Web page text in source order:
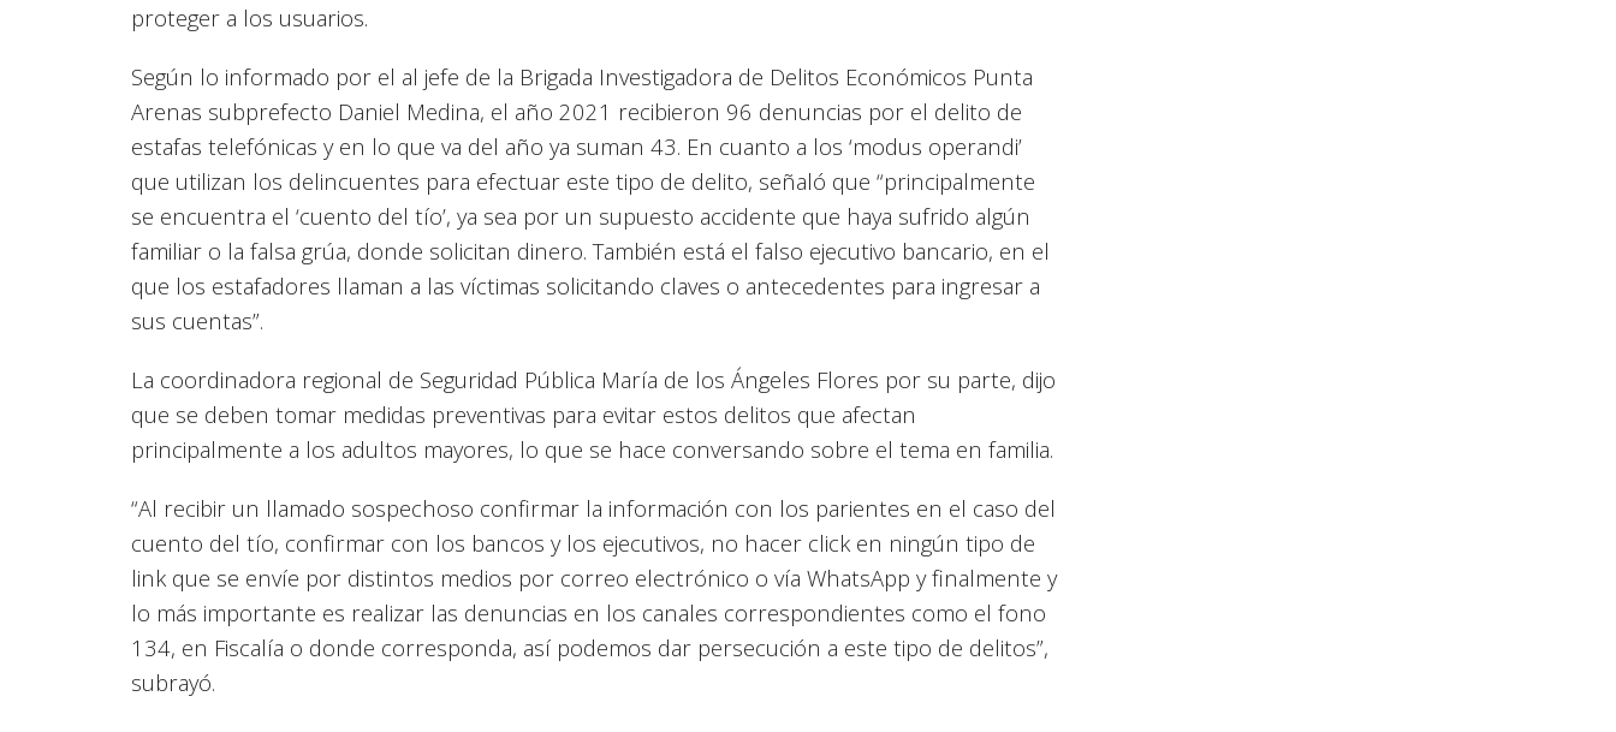
proteger a los usuarios.
Según lo informado por el al jefe de la Brigada Investigadora de Delitos Económicos Punta
Arenas subprefecto Daniel Medina, el año 2021 recibieron 96 denuncias por el delito de
estafas telefónicas y en lo que va del año ya suman 43. En cuanto a los ‘modus operandi’
que utilizan los delincuentes para efectuar este tipo de delito, señaló que “principalmente
se encuentra el ‘cuento del tío’, ya sea por un supuesto accidente que haya sufrido algún
familiar o la falsa grúa, donde solicitan dinero. También está el falso ejecutivo bancario, en el
que los estafadores llaman a las víctimas solicitando claves o antecedentes para ingresar a
sus cuentas”.
La coordinadora regional de Seguridad Pública María de los Ángeles Flores por su parte, dijo
que se deben tomar medidas preventivas para evitar estos delitos que afectan
principalmente a los adultos mayores, lo que se hace conversando sobre el tema en familia.
“Al recibir un llamado sospechoso confirmar la información con los parientes en el caso del
cuento del tío, confirmar con los bancos y los ejecutivos, no hacer click en ningún tipo de
link que se envíe por distintos medios por correo electrónico o vía WhatsApp y finalmente y
lo más importante es realizar las denuncias en los canales correspondientes como el fono
134, en Fiscalía o donde corresponda, así podemos dar persecución a este tipo de delitos”,
subrayó.